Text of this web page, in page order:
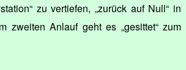
zu vertiefen, „zurück auf Null“ in
zweiten Anlauf geht es „gesittet“ zum